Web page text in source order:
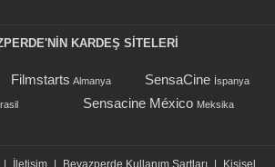
KARDEŞ SİTELERİ
Filmstarts Almanya SensaCine İspanya
Sensacine México Meksika